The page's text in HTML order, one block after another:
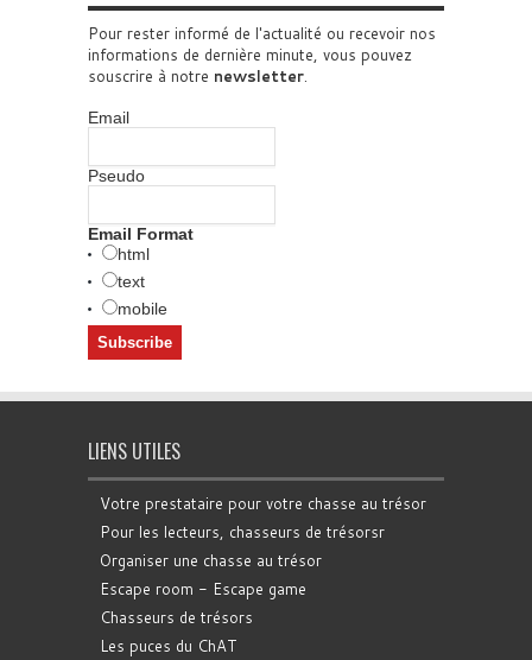
Pour rester informé de l'actualité ou recevoir nos
informations de dernière minute, vous pouvez
souscrire à notre newsletter.
Email
Pseudo
Email Format
html
text
mobile
LIENS UTILES
Votre prestataire pour votre chasse au trésor
Pour les lecteurs, chasseurs de trésorsr
Organiser une chasse au trésor
Escape room - Escape game
Chasseurs de trésors
Les puces du ChAT